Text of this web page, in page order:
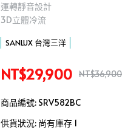
運轉靜音設計
3D立體冷流
SANLUX 台灣三洋
NT$29,900 NT$36,900
商品編號: SRV582BC
供貨狀況: 尚有庫存 1